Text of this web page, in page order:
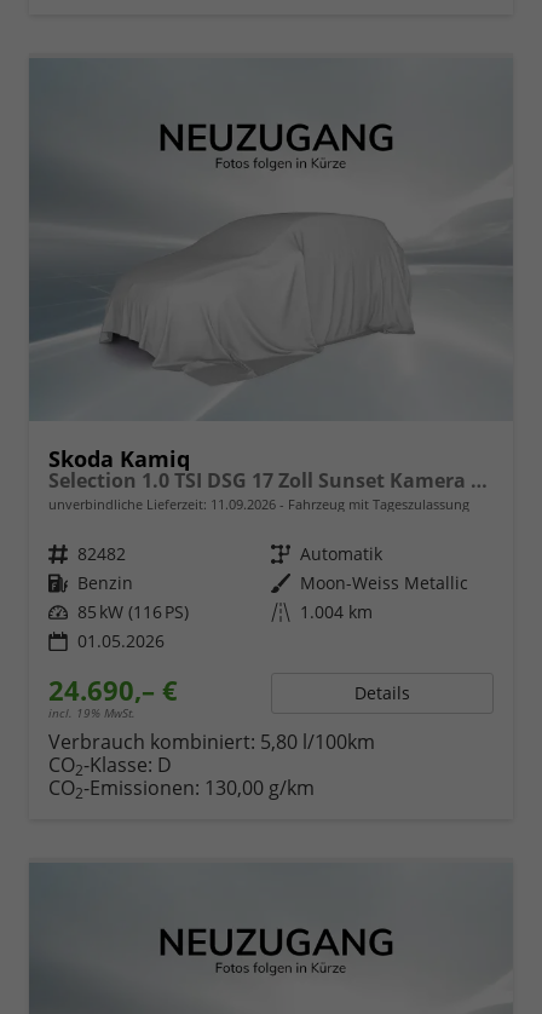
Skoda Kamiq
Selection 1.0 TSI DSG 17 Zoll Sunset Kamera PDC v+h
unverbindliche Lieferzeit: 11.09.2026 Fahrzeug mit Tageszulassung
Fahrzeugnr. 82482 Getriebe Automatik
Kraftstoff Benzin Außenfarbe Moon-Weiss Metallic
Leistung 85 kW (116 PS) Kilometerstand 1.004 km
01.05.2026
24.690,– €
incl. 19% MwSt.
Details
Verbrauch kombiniert: 5,80 l/100km
CO2-Klasse: D
CO2-Emissionen: 130,00 g/km